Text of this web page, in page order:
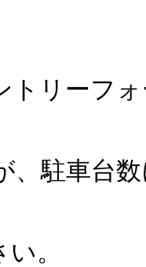
リーフ
、駐車台
。